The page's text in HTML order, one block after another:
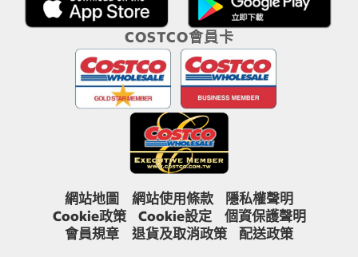
COSTCO會員卡
網站地圖 網站使用條款
隱私權聲明
Cookie政策
Cookie設定
個資保護聲明
會員規章
退貨及取消政策 配送政策